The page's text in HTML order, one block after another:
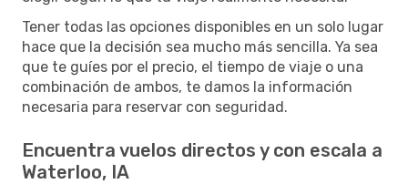
Tener todas las opciones disponibles en un solo lugar
hace que la decisión sea mucho más sencilla. Ya sea
que te guíes por el precio, el tiempo de viaje o una
combinación de ambos, te damos la información
necesaria para reservar con seguridad.
Encuentra vuelos directos y con escala a
Waterloo, IA